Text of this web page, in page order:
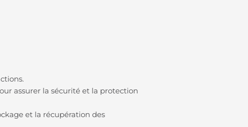
assurer la sécurité et la protection
et la récupération des